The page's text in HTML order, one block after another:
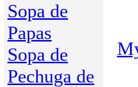
Sopa de
Papas
Sopa de
Pechuga de